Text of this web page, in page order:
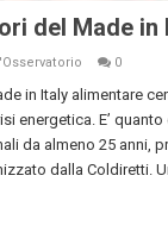
del Made
0
in Italy alimentare
energetica. E’
da almeno 25 anni,
dalla Coldiretti.